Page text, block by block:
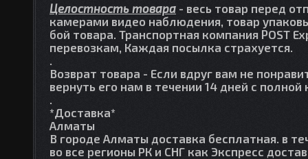
Целостность товара - весь товар перед
камерами видео наблюдения, товар
бой товара. Транспортная компания POST
перевозкам, Каждая посылка страхуется.
Возврат товара - Если вдруг вам не
вернуть его нам в течении 14 дней с
*Доставка*
Алматы
В городе Алматы доставка бесплатная. в
во все регионы РК и СНГ как Экспресс